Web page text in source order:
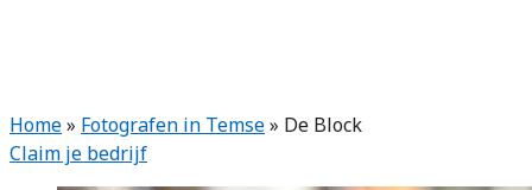
Home» Fotografen in Temse» De Block
Claim je bedrijf